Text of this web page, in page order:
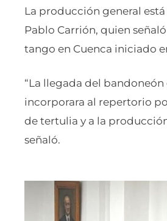
La producción general
Pablo Carrión, quien
tango en Cuenca iniciado
“La llegada del
incorporara al repertorio
de tertulia y a la
señaló.